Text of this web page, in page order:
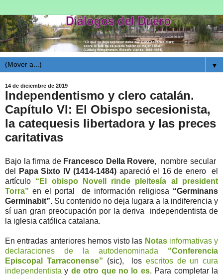
▼
14 de diciembre de 2019
Independentismo y clero catalán.
Capítulo VI: El Obispo secesionista,
la catequesis libertadora y las preces
caritativas
Bajo la firma de Francesco Della Rovere, nombre secular
del
Papa Sixto IV (1414-1484) apareció el 16 de enero el
artículo “El obispo Novell rinde pleitesía al president
Torra” en el portal de información religiosa “Germinans
Germinabit”. Su contenido no deja lugara a la indiferencia y
sí uan gran preocupación por la deriva independentista de
la iglesia católica catalana.
En entradas anteriores hemos visto las Notasinformativas y
declaraciones de la autodenominada “Conferencia
Episcopal Tarraconense” (sic), los escritos de un cura
independentista y de otro que no lo es. Para completar la